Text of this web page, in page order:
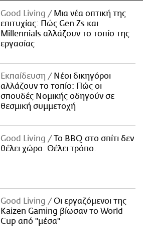
Good Living
Μια νέα οπτική της
επιτυχίας: Πώς Gen Zs και
Millennials αλλάζουν το τοπίο της
εργασίας
Εκπαίδευση
Νέοι δικηγόροι
αλλάζουν το τοπίο: Πώς οι
σπουδές Νομικής οδηγούν σε
θεσμική συμμετοχή
Good Living
Το BBQ στο σπίτι δεν
θέλει χώρο. Θέλει τρόπο.
Good Living
Οι εργαζόμενοι της
Kaizen Gaming βίωσαν το World
Cup από "μέσα"